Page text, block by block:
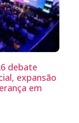
debate
expansão
em